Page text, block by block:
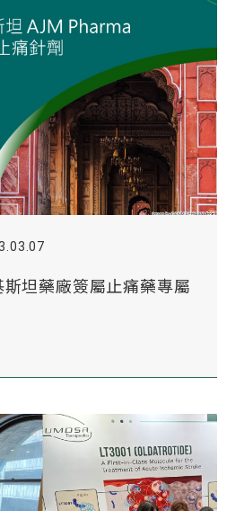
坦藥廠簽屬止痛藥專屬